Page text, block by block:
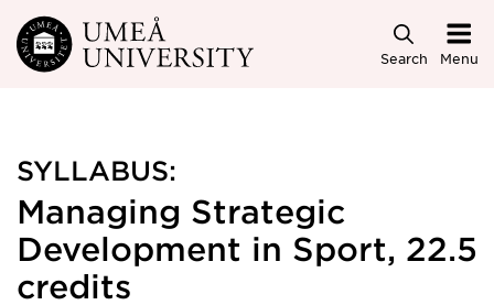
Skip to main content
Search Menu
SYLLABUS:
Managing Strategic
Development in Sport, 22.5
credits